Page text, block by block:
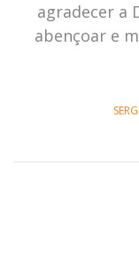
agradecer a
abençoar e